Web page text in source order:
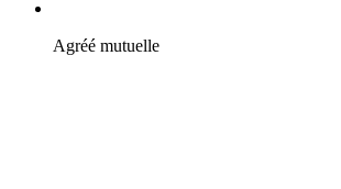
Agréé mutuelle